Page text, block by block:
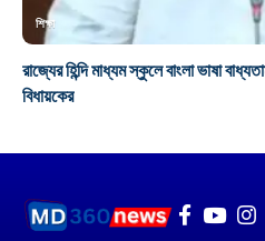
শিক্ষা
রাজ্যের হিন্দি মাধ্যম স্কুলে বাংলা ভাষা
বিধায়কের